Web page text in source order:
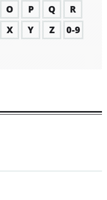
O P Q
R
X Y Z
0-9